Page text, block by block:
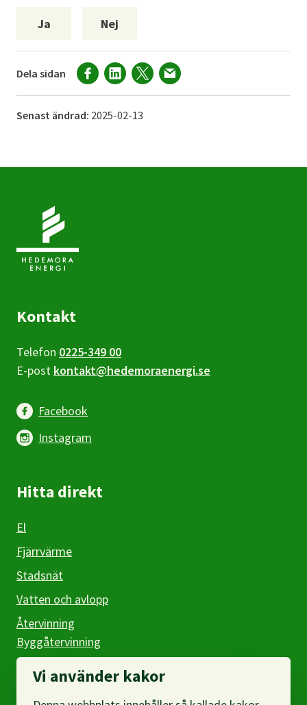
Ja Nej
Dela sidan
Senast ändrad: 2025-02-13
Kontakt
Telefon 0225-349 00
E-post kontakt@hedemoraenergi.se
Facebook
Instagram
Hitta direkt
El
Fjärrvärme
Stadsnät
Vatten och avlopp
Återvinning
Byggåtervinning
FöretagVi använder kakor